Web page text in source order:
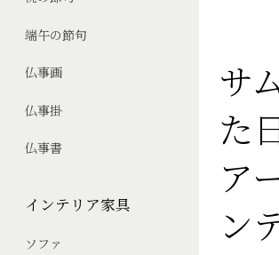
端午の節句
仏事画
仏事掛
仏事書
インテリア家具
ソファ
サ
た
ア
ン